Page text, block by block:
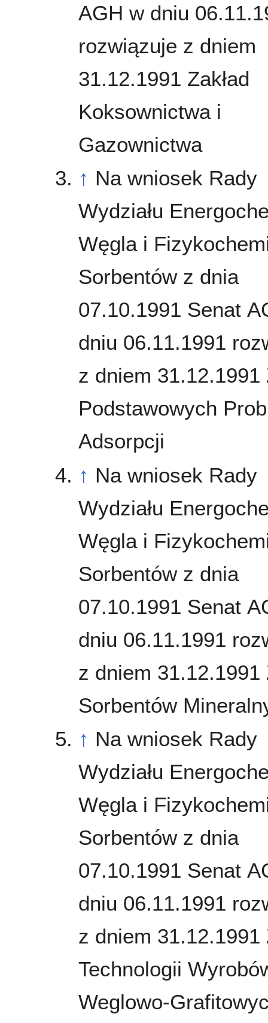
AGH w dniu
rozwiązuje z dniem
31.12.1991 Zakład
Koksownictwa i
Gazownictwa
↑ Na wniosek Rady
Wydziału
Węgla i
Sorbentów z dnia
07.10.1991 Senat
dniu 06.11.1991
z dniem 31.12.1991
Podstawowych
Adsorpcji
↑ Na wniosek Rady
Wydziału
Węgla i
Sorbentów z dnia
07.10.1991 Senat
dniu 06.11.1991
z dniem 31.12.1991
Sorbentów
↑ Na wniosek Rady
Wydziału
Węgla i
Sorbentów z dnia
07.10.1991 Senat
dniu 06.11.1991
z dniem 31.12.1991
Technologii
Weglowo-